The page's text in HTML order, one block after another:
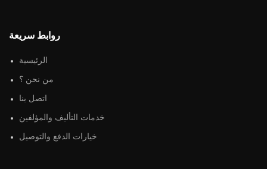
روابط سريعة
الرئيسية
من نحن ؟
اتصل بنا
خدمات التأليف والمؤلفين
خيارات الدفع والتوصيل